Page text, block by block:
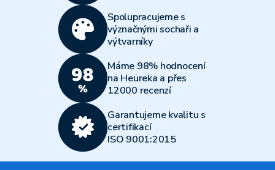
Spolupracujeme s
význačnými sochaři a
výtvarníky
Máme 98% hodnocení
na Heureka a přes
12000 recenzí
Garantujeme kvalitu s
certifikací
ISO 9001:2015